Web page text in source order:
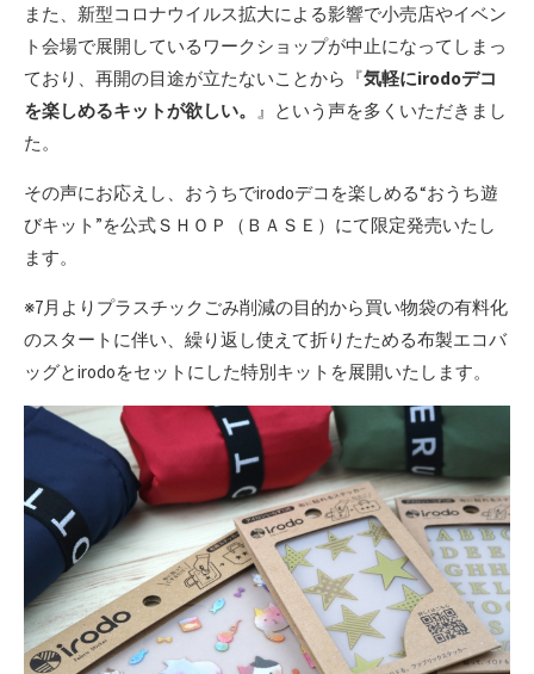
また、新型コロナウイルス拡大による影響で小売店やイベン
ト会場で展開しているワークショップが中止になってしまっ
ており、再開の目途が立たないことから『気軽にirodoデコ
を楽しめるキットが欲しい。
』という声を多くいただきまし
た。
その声にお応えし、おうちでirodoデコを楽しめる“おうち遊
びキット”を公式ＳＨＯＰ（ＢＡＳＥ）にて限定発売いたし
ます。
※7月よりプラスチックごみ削減の目的から買い物袋の有料化
のスタートに伴い、繰り返し使えて折りたためる布製エコバ
ッグとirodoをセットにした特別キットを展開いたします。